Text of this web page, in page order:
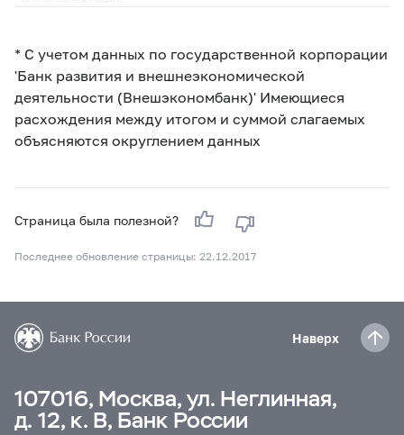
* С учетом данных по государственной корпорации
'Банк развития и внешнеэкономической
деятельности (Внешэкономбанк)' Имеющиеся
расхождения между итогом и суммой слагаемых
объясняются округлением данных
Страница была полезной?
Последнее обновление страницы: 22.12.2017
Наверх
107016, Москва, ул. Неглинная,
д. 12, к. В, Банк России